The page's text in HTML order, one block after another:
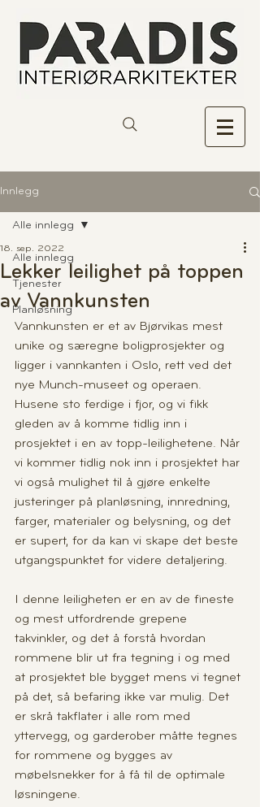
Innlegg
Alle innlegg
Tjenester
Planløsning
Alle innlegg
Lekker leilighet på toppen
av Vannkunsten
18. sep. 2022
Vannkunsten er et av Bjørvikas mest
unike og særegne boligprosjekter og
ligger i vannkanten i Oslo, rett ved det
nye Munch-museet og operaen.
Husene sto ferdige i fjor, og vi fikk
gleden av å komme tidlig inn i
prosjektet i en av topp-leilighetene. Når
vi kommer tidlig nok inn i prosjektet har
vi også mulighet til å gjøre enkelte
justeringer på planløsning, innredning,
farger, materialer og belysning, og det
er supert, for da kan vi skape det beste
utgangspunktet for videre detaljering.
I denne leiligheten er en av de fineste
og mest utfordrende grepene
takvinkler, og det å forstå hvordan
rommene blir ut fra tegning i og med
at prosjektet ble bygget mens vi tegnet
på det, så befaring ikke var mulig. Det
er skrå takflater i alle rom med
yttervegg, og garderober måtte tegnes
for rommene og bygges av
møbelsnekker for å få til de optimale
løsningene.